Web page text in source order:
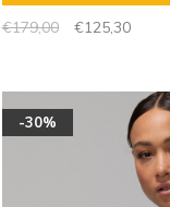
€179,00 €125,30
-30%